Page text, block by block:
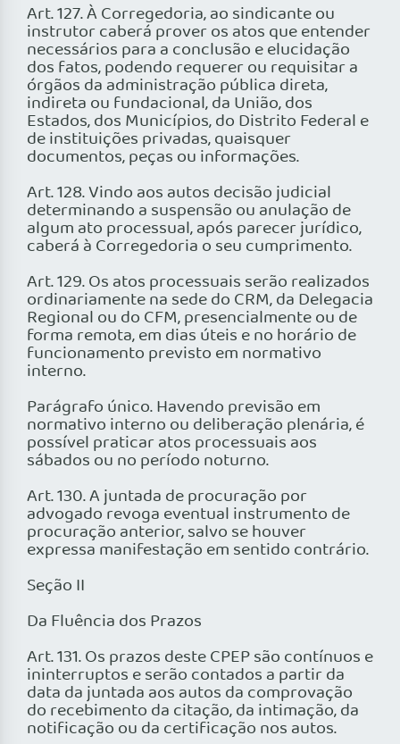
Art. 127. À Corregedoria, ao sindicante ou
instrutor caberá prover os atos que entender
necessários para a conclusão e elucidação
dos fatos, podendo requerer ou requisitar a
órgãos da administração pública direta,
indireta ou fundacional, da União, dos
Estados, dos Municípios, do Distrito Federal e
de instituições privadas, quaisquer
documentos, peças ou informações.
Art. 128. Vindo aos autos decisão judicial
determinando a suspensão ou anulação de
algum ato processual, após parecer jurídico,
caberá à Corregedoria o seu cumprimento.
Art. 129. Os atos processuais serão realizados
ordinariamente na sede do CRM, da Delegacia
Regional ou do CFM, presencialmente ou de
forma remota, em dias úteis e no horário de
funcionamento previsto em normativo
interno.
Parágrafo único. Havendo previsão em
normativo interno ou deliberação plenária, é
possível praticar atos processuais aos
sábados ou no período noturno.
Art. 130. A juntada de procuração por
advogado revoga eventual instrumento de
procuração anterior, salvo se houver
expressa manifestação em sentido contrário.
Seção II
Da Fluência dos Prazos
Art. 131. Os prazos deste CPEP são contínuos e
ininterruptos e serão contados a partir da
data da juntada aos autos da comprovação
do recebimento da citação, da intimação, da
notificação ou da certificação nos autos.